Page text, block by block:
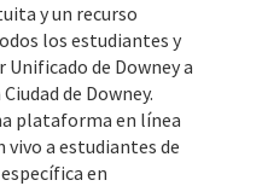
y un recurso
los estudiantes y
de Downey a
de Downey.
plataforma en línea
a estudiantes de
en